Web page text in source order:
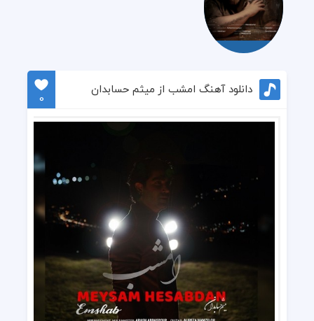
دانلود آهنگ امشب از میثم حسابدان
0